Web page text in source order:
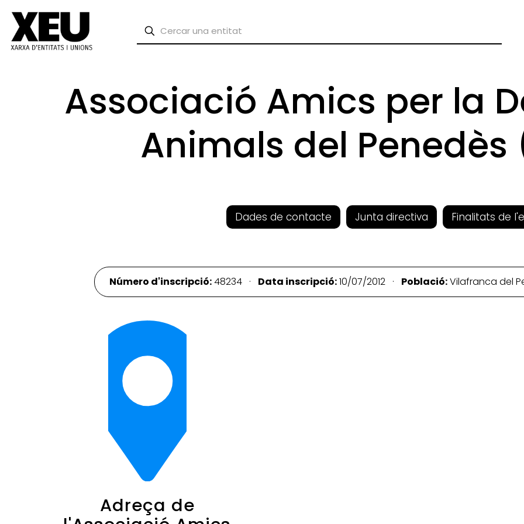
Associació Amics per la
Animals del Penedès
Dades de contacte Junta directiva Finalitats de
Número d'inscripció:48234 · Data inscripció:10/07/2012 · Població:Vilafranca del
Adreça de